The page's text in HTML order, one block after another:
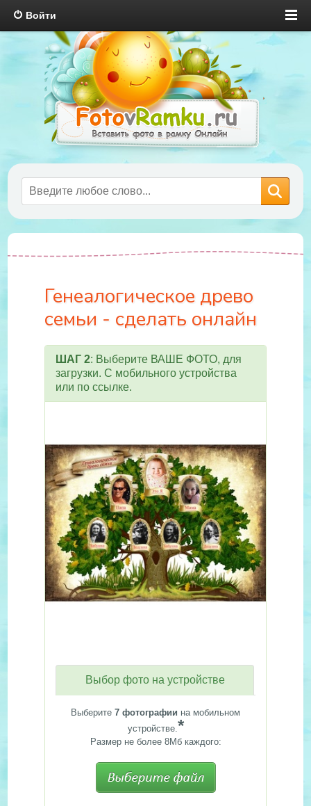
Войти
Генеалогическое древо
семьи - сделать онлайн
ШАГ 2: Выберите ВАШЕ ФОТО, для
загрузки. С мобильного устройства
или по ссылке.
Выбор фото на устройстве
Выберите 7 фотографии на мобильном
устройстве.*
Размер не более 8Мб каждого: